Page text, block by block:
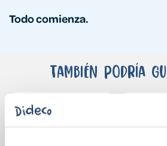
Todo comienza.
También podría